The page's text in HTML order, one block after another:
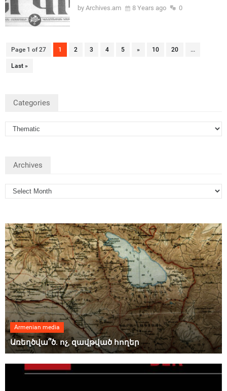
by Archives.am 8 Years ago 0
Page 1 of 27 1 2 3 4 5 » 10 20 ...
Last »
Categories
Archives
Armenian media
Առեղծվա՞ծ. ոչ, զավթված հողեր